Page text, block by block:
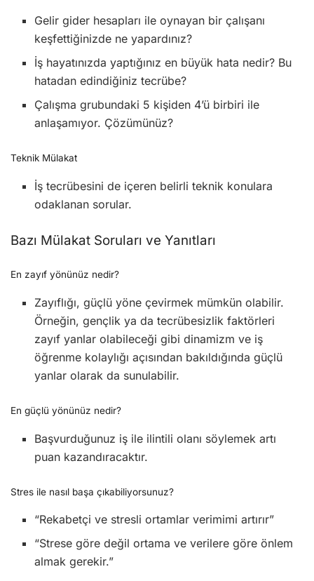
Gelir gider hesapları ile oynayan bir çalışanı
keşfettiğinizde ne yapardınız?
İş hayatınızda yaptığınız en büyük hata nedir? Bu
hatadan edindiğiniz tecrübe?
Çalışma grubundaki 5 kişiden 4’ü birbiri ile
anlaşamıyor. Çözümünüz?
Teknik Mülakat
İş tecrübesini de içeren belirli teknik konulara
odaklanan sorular.
Bazı Mülakat Soruları ve Yanıtları
En zayıf yönünüz nedir?
Zayıflığı, güçlü yöne çevirmek mümkün olabilir.
Örneğin, gençlik ya da tecrübesizlik faktörleri
zayıf yanlar olabileceği gibi dinamizm ve iş
öğrenme kolaylığı açısından bakıldığında güçlü
yanlar olarak da sunulabilir.
En güçlü yönünüz nedir?
Başvurduğunuz iş ile ilintili olanı söylemek artı
puan kazandıracaktır.
Stres ile nasıl başa çıkabiliyorsunuz?
“Rekabetçi ve stresli ortamlar verimimi artırır”
“Strese göre değil ortama ve verilere göre önlem
almak gerekir.”